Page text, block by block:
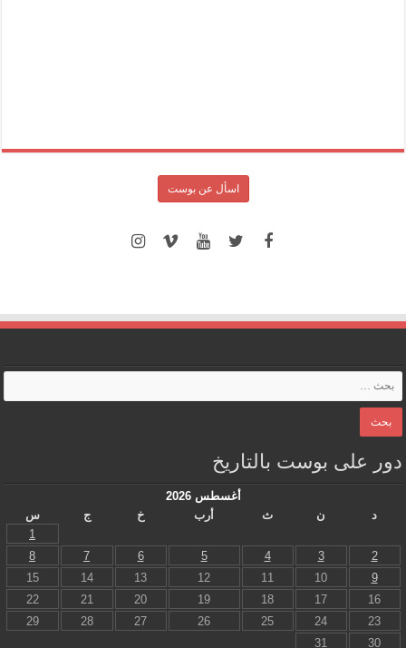
اسأل عن بوست
دور على بوست بالتاريخ
أغسطس 2026
د
ن ث أرب خ ج
س
1
2
3
4
5
6
7
8
9
10
11
12
13
14
15
16
17
18
19
20
21
22
23
24
25
26
27
28
29
30
31